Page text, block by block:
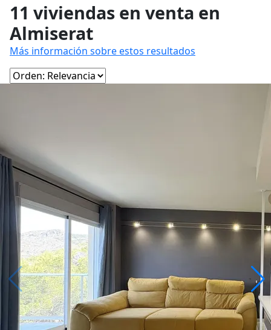
11 viviendas en venta en
Almiserat
Más información sobre estos resultados